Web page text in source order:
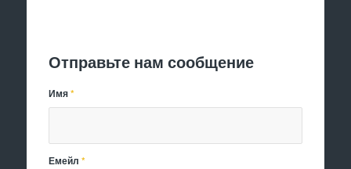
Отправьте нам сообщение
Имя*
Емейл*